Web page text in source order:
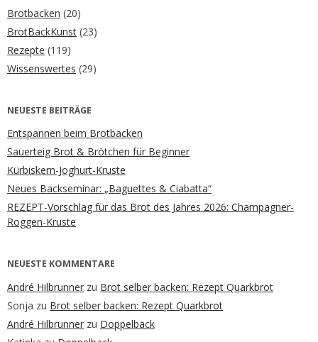
Brotbacken (20)
BrotBackKunst (23)
Rezepte (119)
Wissenswertes (29)
NEUESTE BEITRÄGE
Entspannen beim Brotbacken
Sauerteig Brot & Brötchen für Beginner
Kürbiskern-Joghurt-Kruste
Neues Backseminar: „Baguettes & Ciabatta“
REZEPT-Vorschlag für das Brot des Jahres 2026: Champagner-
Roggen-Kruste
NEUESTE KOMMENTARE
André Hilbrunner zu Brot selber backen: Rezept Quarkbrot
Sonja zu Brot selber backen: Rezept Quarkbrot
André Hilbrunner zu Doppelback